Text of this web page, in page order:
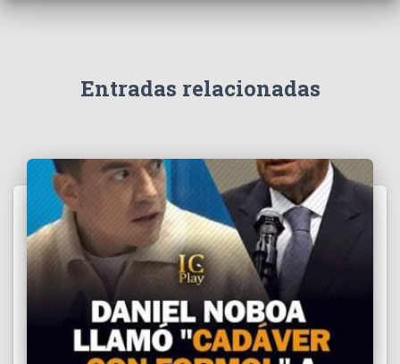
Entradas relacionadas